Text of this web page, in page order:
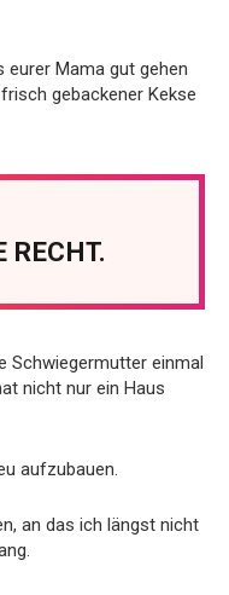
eurer Mama gut gehen
gebackener Kekse
RECHT.
Schwiegermutter einmal
nicht nur ein Haus
aufzubauen.
an das ich längst nicht